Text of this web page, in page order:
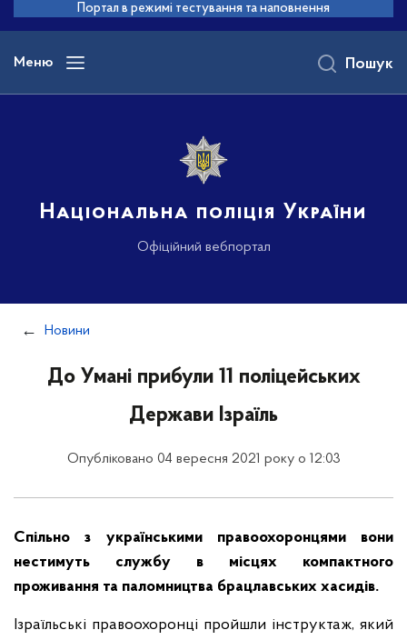
основного
вмісту
Портал в режимі тестування та наповнення
Меню
Національна поліція України
Офіційний вебпортал
Пошук
Новини
До Умані прибули 11 поліцейських
Держави Ізраїль
Опубліковано 04 вересня 2021 року о 12:03
Спільно з українськими правоохоронцями вони
нестимуть службу в місцях компактного
проживання та паломництва брацлавських хасидів.
Ізраїльські правоохоронці пройшли інструктаж, який